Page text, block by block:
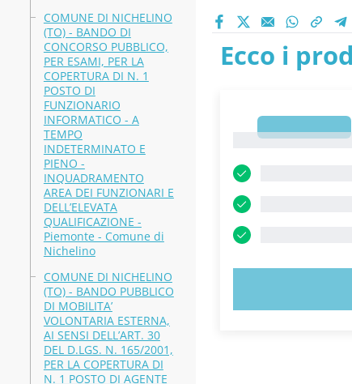
COMUNE DI NICHELINO
(TO) - BANDO DI
CONCORSO PUBBLICO,
PER ESAMI, PER LA
COPERTURA DI N. 1
POSTO DI
FUNZIONARIO
INFORMATICO - A
TEMPO
INDETERMINATO E
PIENO -
INQUADRAMENTO
AREA DEI FUNZIONARI E
DELL’ELEVATA
QUALIFICAZIONE -
Piemonte - Comune di
Nichelino
COMUNE DI NICHELINO
(TO) - BANDO PUBBLICO
DI MOBILITA’
VOLONTARIA ESTERNA,
AI SENSI DELL’ART. 30
DEL D.LGS. N. 165/2001,
PER LA COPERTURA DI
N. 1 POSTO DI AGENTE
Ecco i